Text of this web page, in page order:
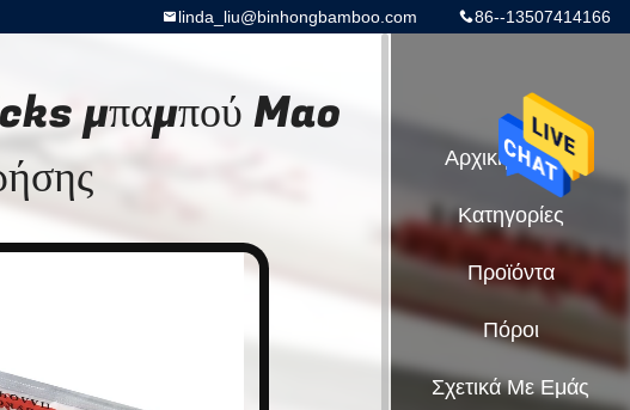
86--13507414166
linda_liu@binhongbamboo.com
μπαμπού Mao
Αρχική Σελίδα
Κατηγορίες
Προϊόντα
Πόροι
Σχετικά Με Εμάς